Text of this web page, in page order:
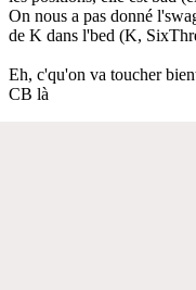
On nous a pas donné
de K dans l'bed (K,
Eh, c'qu'on va toucher
CB là